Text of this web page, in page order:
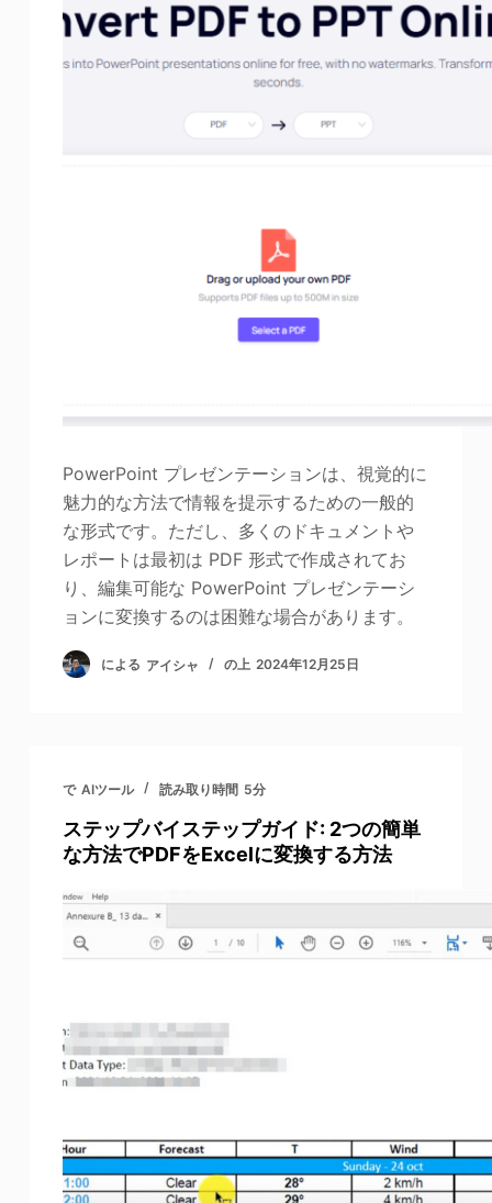
PowerPoint プレゼンテーションは、視覚的に
魅力的な方法で情報を提示するための一般的
な形式です。ただし、多くのドキュメントや
レポートは最初は PDF 形式で作成されてお
り、編集可能な PowerPoint プレゼンテーシ
ョンに変換するのは困難な場合があります。
による アイシャ の上 2024年12月25日
で AIツール 読み取り時間 5分
ステップバイステップガイド: 2つの簡単
な方法でPDFをExcelに変換する方法